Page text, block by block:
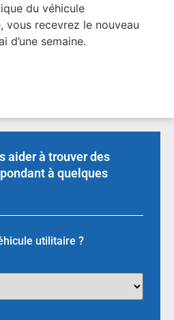
du véhicule
vous recevrez le nouveau
d’une semaine.
aider à trouver des
à quelques
utilitaire ?